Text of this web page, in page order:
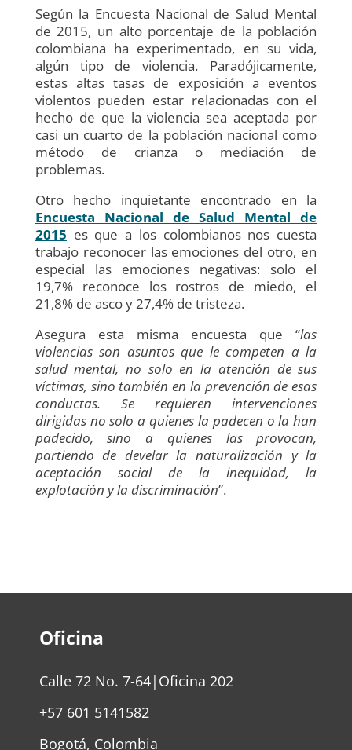
Según la Encuesta Nacional de Salud Mental
de 2015, un alto porcentaje de la población
colombiana ha experimentado, en su vida,
algún tipo de violencia. Paradójicamente,
estas altas tasas de exposición a eventos
violentos pueden estar relacionadas con el
hecho de que la violencia sea aceptada por
casi un cuarto de la población nacional como
método de crianza o mediación de
problemas.
Otro hecho inquietante encontrado en la
Encuesta Nacional de Salud Mental de
2015 es que a los colombianos nos cuesta
trabajo reconocer las emociones del otro, en
especial las emociones negativas: solo el
19,7% reconoce los rostros de miedo, el
21,8% de asco y 27,4% de tristeza.
Asegura esta misma encuesta que “las
violencias son asuntos que le competen a la
salud mental, no solo en la atención de sus
víctimas, sino también en la prevención de esas
conductas. Se requieren intervenciones
dirigidas no solo a quienes la padecen o la han
padecido, sino a quienes las provocan,
partiendo de develar la naturalización y la
aceptación social de la inequidad, la
explotación y la discriminación”.
Oficina
Calle 72 No. 7-64|Oficina 202
+57 601 5141582
Bogotá, Colombia